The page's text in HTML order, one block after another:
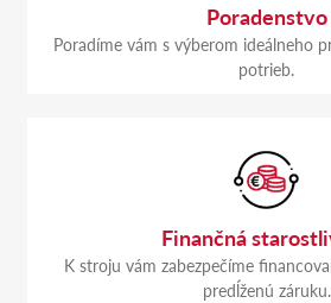
Poradenstvo
Poradíme vám s výberom ideálneho
potrieb.
Finančná
K stroju vám zabezpečíme
predĺženú záruku.